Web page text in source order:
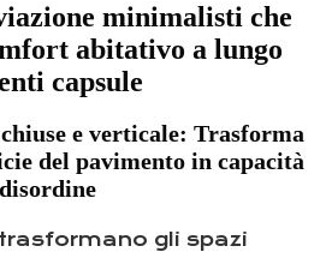
minimalisti che
abitativo a lungo
capsule
e verticale: Trasforma
del pavimento in capacità
gli spazi